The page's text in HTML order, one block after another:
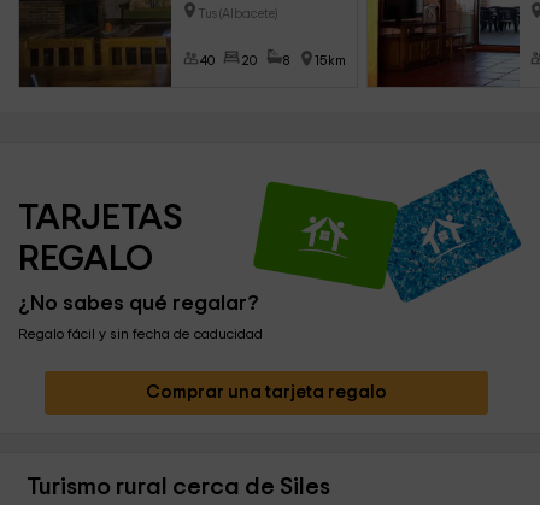
Tus (Albacete)
40 20 8 15km
TARJETAS
REGALO
¿No sabes qué regalar?
Regalo fácil y sin fecha de caducidad
Comprar una tarjeta regalo
Turismo rural cerca de Siles